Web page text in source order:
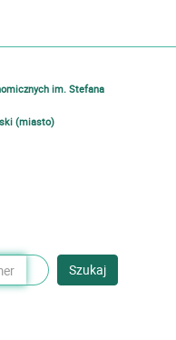
im. Stefana
(miasto)
Szukaj